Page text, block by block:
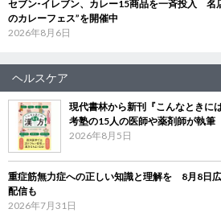
セブン‐イレブン、カレー15商品を一斉投入 名
のカレーフェス”を開催中
2026年8月6日
ヘルスケア
現代書林から新刊『こんなとき
考塾の15人の医師や薬剤師が執筆
2026年8月5日
重症筋無力症への正しい知識と理解を 8月8日
配信も
2026年7月31日